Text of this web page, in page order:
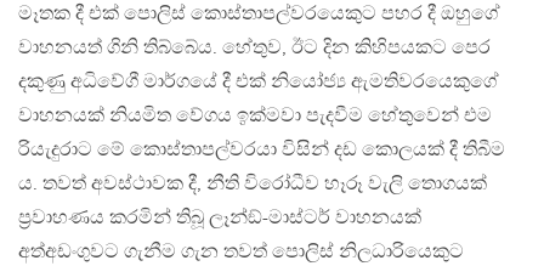
මෑතක දී එක් පොලිස් කොස්තාපල්වරයෙකුට පහර දී ඔහුගේ
වාහනයත් ගිනි තිබ්බේය. හේතුව, ඊට දින කිහිපයකට පෙර
දකුණු අධිවේගී මාර්ගයේ දී එක් නියෝජ්‍ය ඇමතිවරයෙකුගේ
වාහනයක් නියමිත වේගය ඉක්මවා පැදවීම හේතුවෙන් එම
රියැදුරාට මේ කොස්තාපල්වරයා විසින් දඩ කොලයක් දී තිබීම
ය. තවත් අවස්ථාවක දී, නීති විරෝධීව හෑරූ වැලි තොගයක්
ප‍්‍රවාහණය කරමින් තිබූ ලෑන්ඞ්-මාස්ටර් වාහනයක්
අත්අඩංගුවට ගැනීම ගැන තවත් පොලිස් නිලධාරියෙකුට